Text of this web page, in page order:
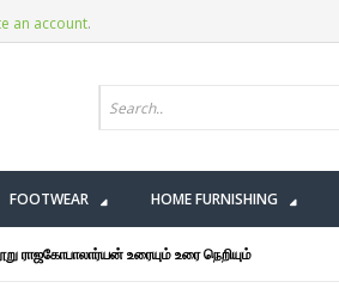
an account.
FOOTWEAR HOME FURNISHING
ராஜகோபாலார்யன் உரையும் உரை நெறியும்